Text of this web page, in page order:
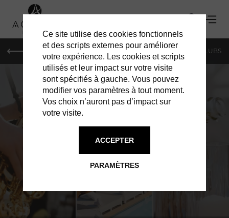
SHOPPING RESTAURANTS BARS & CLUBS
RESTAURANTS
Ce site utilise des cookies fonctionnels
et des scripts externes pour améliorer
votre expérience. Les cookies et scripts
utilisés et leur impact sur votre visite
sont spécifiés à gauche. Vous pouvez
modifier vos paramètres à tout moment.
Vos choix n’auront pas d’impact sur
votre visite.
PARAMÈTRES
ACCEPTER